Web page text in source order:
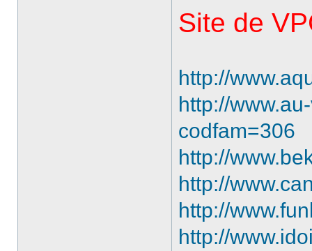
Site de
http://
http://
codfam=306
http://
http://
http://
http://